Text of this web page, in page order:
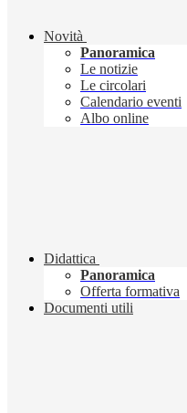
Novità
Panoramica
Le notizie
Le circolari
Calendario eventi
Albo online
Didattica
Panoramica
Offerta formativa
Documenti utili